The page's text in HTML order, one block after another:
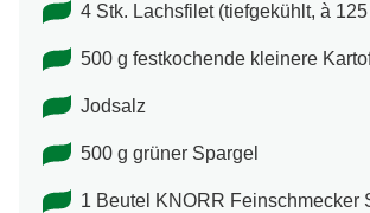
4 Stk. Lachsfilet (tiefgekühlt, à
500 g festkochende kleinere
Jodsalz
500 g grüner Spargel
1 Beutel KNORR Feinschmecker